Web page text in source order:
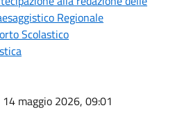
Regionale
Scolastico
14 maggio 2026, 09:01